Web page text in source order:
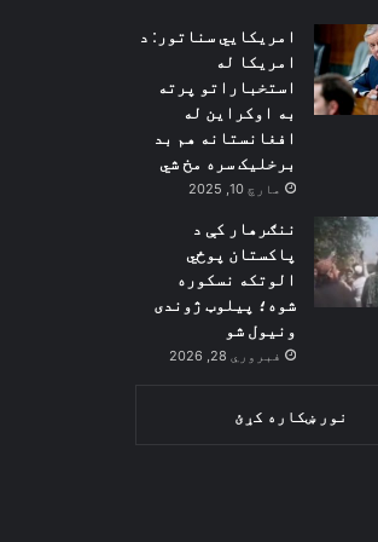
امریکايي سناتور: د
امریکا له
استخباراتو پرته
به اوکراین له
افغانستانه هم بد
برخلیک سره مخ شي
مارچ 10, 2025
ننګرهار کې د
پاکستان پوځي
الوتکه نسکوره
شوه؛ پیلوټ ژوندی
ونیول شو
فبروري 28, 2026
نور ښکاره کړئ